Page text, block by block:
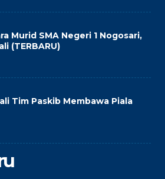
Murid SMA Negeri 1 Nogosari,
(TERBARU)
Tim Paskib Membawa Piala